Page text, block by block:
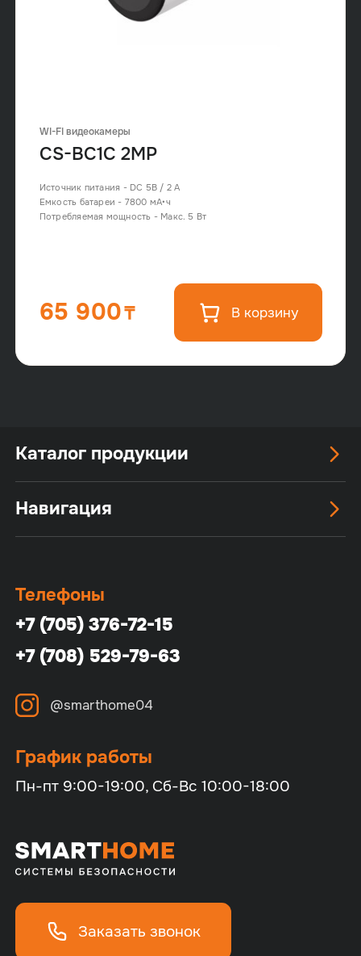
WI-FI видеокамеры
CS-BC1C 2MP
Источник питания - DC 5В / 2 А
Емкость батареи - 7800 мА•ч
Потребляемая мощность - Макс. 5 Вт
65 900 В корзину
Заказать звонок
Каталог продукции
Навигация
Телефоны
+7 (705) 376-72-15
+7 (708) 529-79-63
@smarthome04
График работы
Пн-пт 9:00-19:00, Сб-Вс 10:00-18:00